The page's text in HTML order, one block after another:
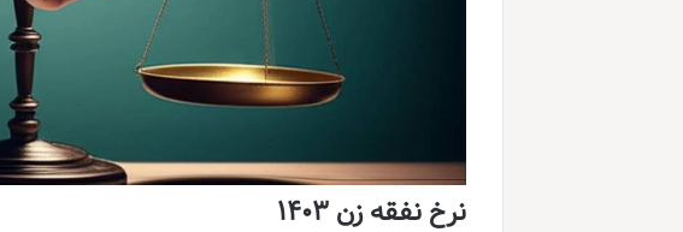
نرخ نفقه زن ۱۴۰۳